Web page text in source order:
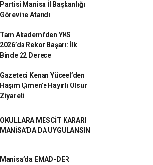
Partisi Manisa İl Başkanlığı
Görevine Atandı
Tam Akademi’den YKS
2026’da Rekor Başarı: İlk
Binde 22 Derece
Gazeteci Kenan Yüceel’den
Haşim Çimen’e Hayırlı Olsun
Ziyareti
OKULLARA MESCİT KARARI
MANİSA’DA DA UYGULANSIN
Manisa’da EMAD-DER